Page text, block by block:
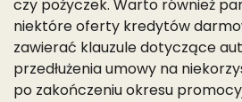
czy pożyczek. Warto również
niektóre oferty kredytów
zawierać klauzule dotyczące
przedłużenia umowy na
po zakończeniu okresu